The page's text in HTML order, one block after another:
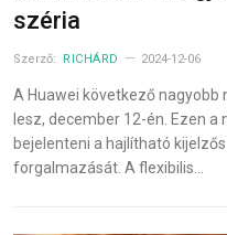
széria
Szerző: RICHÁRD 2024-12-06
A Huawei következő
lesz, december 12-én. Ezen
bejelenteni a hajlítható
forgalmazását. A flexibilis…